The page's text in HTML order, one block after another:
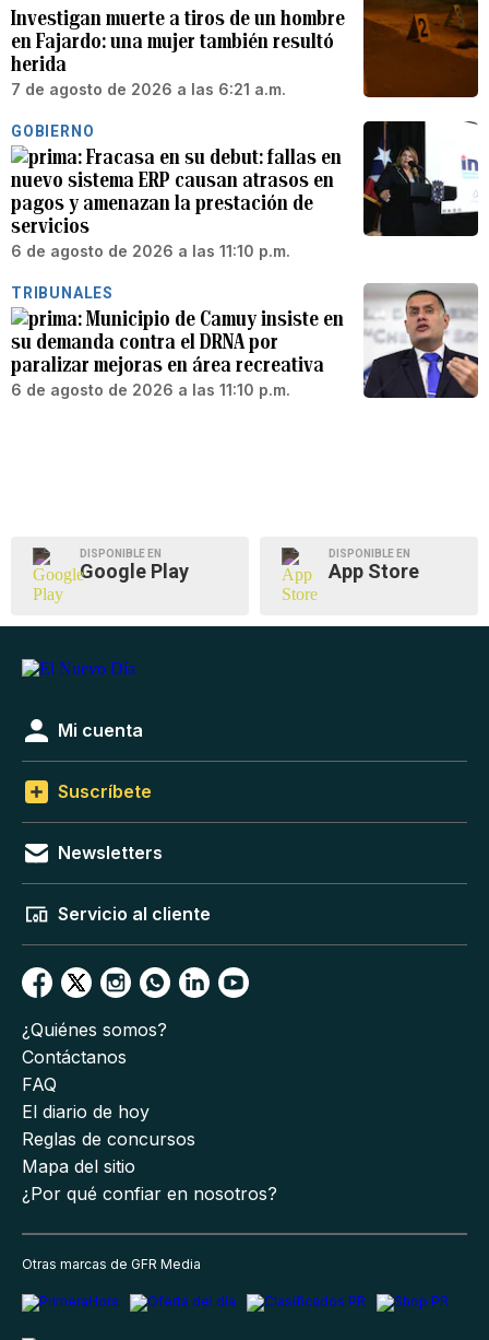
Investigan muerte a tiros de un hombre
en Fajardo: una mujer también resultó
herida
7 de agosto de 2026 a las 6:21 a.m.
GOBIERNO
Fracasa en su debut: fallas en
nuevo sistema ERP causan atrasos en
pagos y amenazan la prestación de
servicios
6 de agosto de 2026 a las 11:10 p.m.
TRIBUNALES
Municipio de Camuy insiste en
su demanda contra el DRNA por
paralizar mejoras en área recreativa
6 de agosto de 2026 a las 11:10 p.m.
DISPONIBLE EN
Google Play
DISPONIBLE EN
App Store
Mi cuenta
Suscríbete
Newsletters
Servicio al cliente
¿Quiénes somos?
Contáctanos
FAQ
El diario de hoy
Reglas de concursos
Mapa del sitio
¿Por qué confiar en nosotros?
Otras marcas de GFR Media